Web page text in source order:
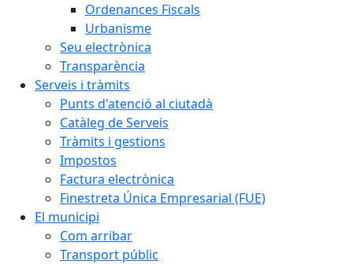
Ordenances Fiscals
Urbanisme
Seu electrònica
Transparència
Serveis i tràmits
Punts d'atenció al ciutadà
Catàleg de Serveis
Tràmits i gestions
Impostos
Factura electrònica
Finestreta Única Empresarial (FUE)
El municipi
Com arribar
Transport públic